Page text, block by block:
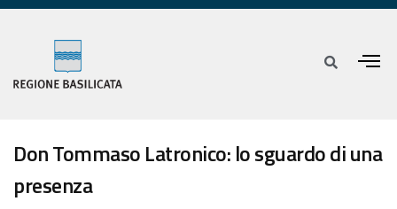
Don Tommaso Latronico: lo sguardo di una
presenza